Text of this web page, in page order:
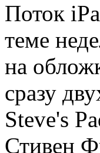
Поток
теме
на
сразу
Steve's
Стивен